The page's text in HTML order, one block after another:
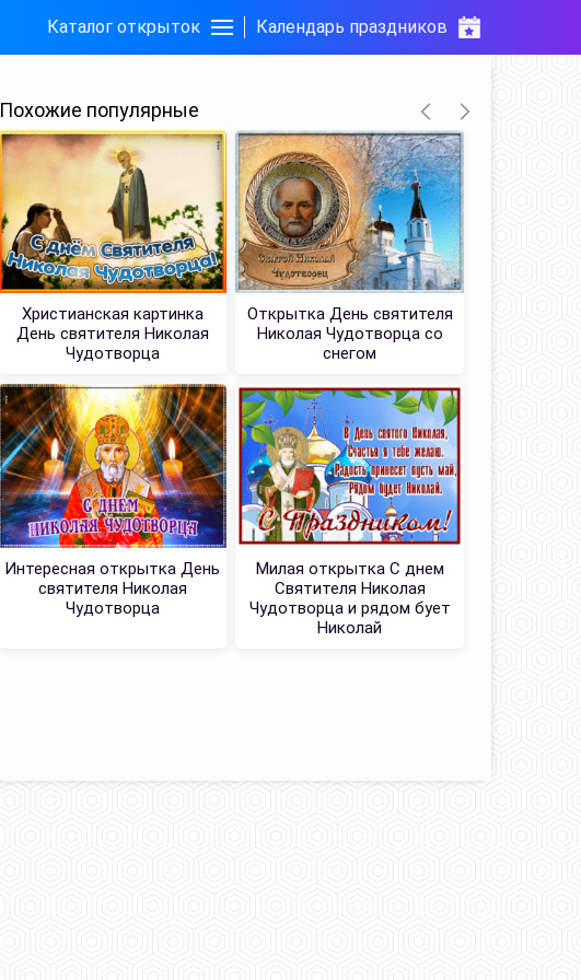
Каталог открыток Календарь праздников
Похожие популярные
Христианская картинка
День святителя Николая
Чудотворца
Открытка День святителя
Николая Чудотворца со
снегом
Интересная открытка День
святителя Николая
Чудотворца
Милая открытка С днем
Святителя Николая
Чудотворца и рядом бует
Николай